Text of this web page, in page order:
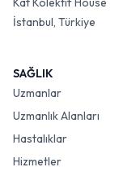
İstanbul, Türkiye
SAĞLIK
Uzmanlar
Uzmanlık Alanları
Hastalıklar
Hizmetler